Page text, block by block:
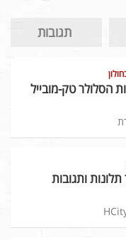
תגובות
הסלולר טק-מובייל
ותגובות